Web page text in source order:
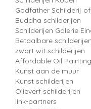
Godfather Schilderij
Buddha schilderijen
Schilderijen Galerie
Betaalbare schilderijen
zwart wit schilderijen
Affordable Oil
Kunst aan de muur
Kunst schilderijen
Olieverf schilderijen
link-partners